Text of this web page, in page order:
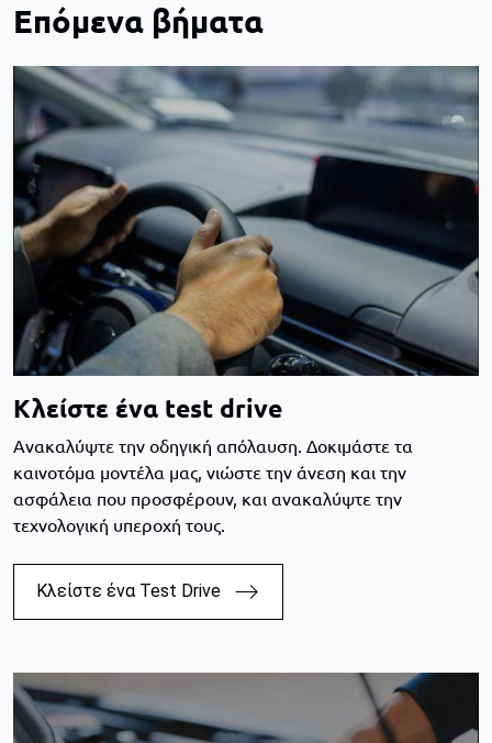
Επόμενα βήματα
Κλείστε ένα test drive
Aνακαλύψτε την οδηγική απόλαυση. Δοκιμάστε τα
καινοτόμα μοντέλα μας, νιώστε την άνεση και την
ασφάλεια που προσφέρουν, και ανακαλύψτε την
τεχνολογική υπεροχή τους.
Κλείστε ένα Test Drive